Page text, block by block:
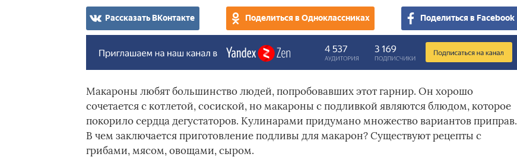
Рассказать ВКонтакте Поделиться в Одноклассниках Поделиться в Facebook
Макароны любят большинство людей, попробовавших этот гарнир. Он хорошо
сочетается с котлетой, сосиской, но макароны с подливкой являются блюдом, которое
покорило сердца дегустаторов. Кулинарами придумано множество вариантов приправ.
В чем заключается приготовление подливы для макарон? Существуют рецепты с
грибами, мясом, овощами, сыром.